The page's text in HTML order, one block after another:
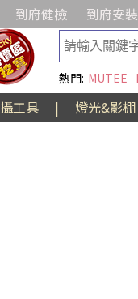
到府健檢 到府安裝
熱門: MUTEE
工具 |
燈光&影棚